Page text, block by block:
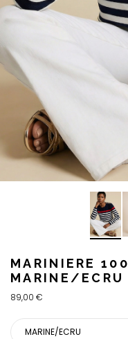
MARINIERE
MARINE/ECRU
89,00 €
MARINE/ECRU